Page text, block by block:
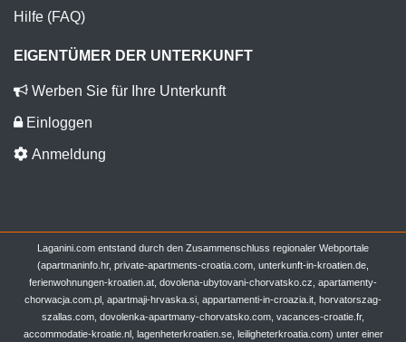
Hilfe (FAQ)
EIGENTÜMER DER UNTERKUNFT
Werben Sie für Ihre Unterkunft
Einloggen
Anmeldung
Laganini.com entstand durch den Zusammenschluss regionaler Webportale
(apartmaninfo.hr, private-apartments-croatia.com, unterkunft-in-kroatien.de,
ferienwohnungen-kroatien.at, dovolena-ubytovani-chorvatsko.cz, apartamenty-
chorwacja.com.pl, apartmaji-hrvaska.si, appartamenti-in-croazia.it, horvatorszag-
szallas.com, dovolenka-apartmany-chorvatsko.com, vacances-croatie.fr,
accommodatie-kroatie.nl, lagenheterkroatien.se, leiligheterkroatia.com) unter einer